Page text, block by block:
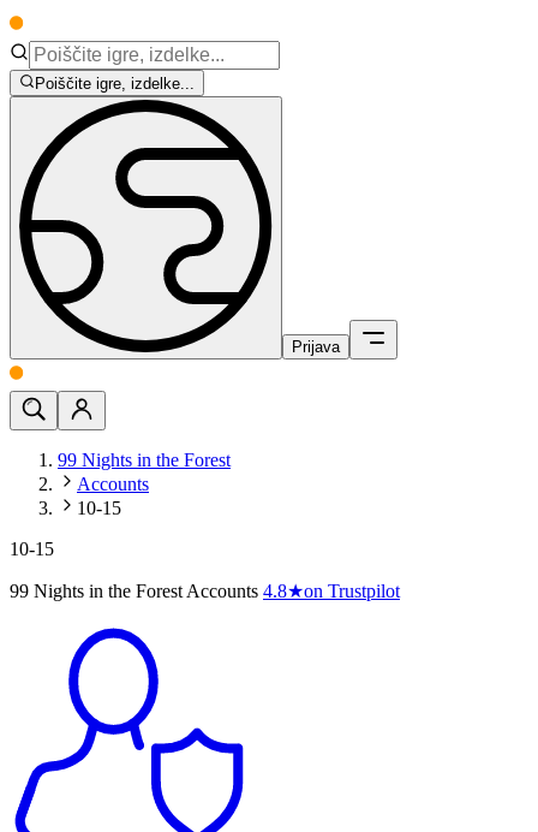
Poiščite igre, izdelke...
Prijava
99 Nights in the Forest
Accounts
10-15
10-15
99 Nights in the Forest Accounts 4.8★on Trustpilot